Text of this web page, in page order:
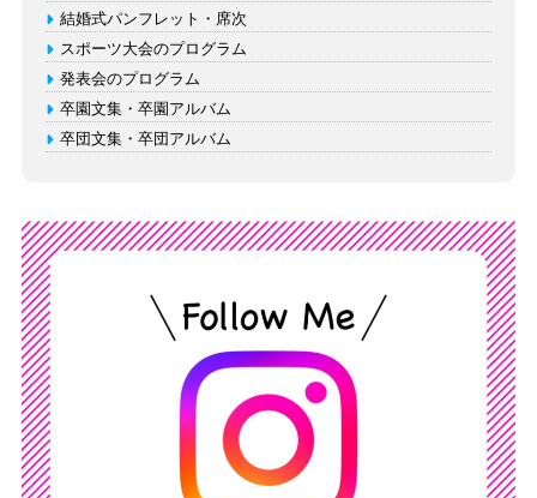
結婚式パンフレット・席次
スポーツ大会のプログラム
発表会のプログラム
卒園文集・卒園アルバム
卒団文集・卒団アルバム